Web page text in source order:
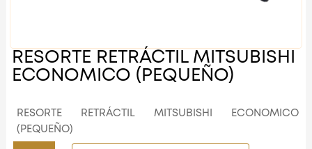
RESORTE RETRÁCTIL MITSUBISHI
ECONOMICO (PEQUEÑO)
RESORTE RETRÁCTIL MITSUBISHI ECONOMICO
(PEQUEÑO)